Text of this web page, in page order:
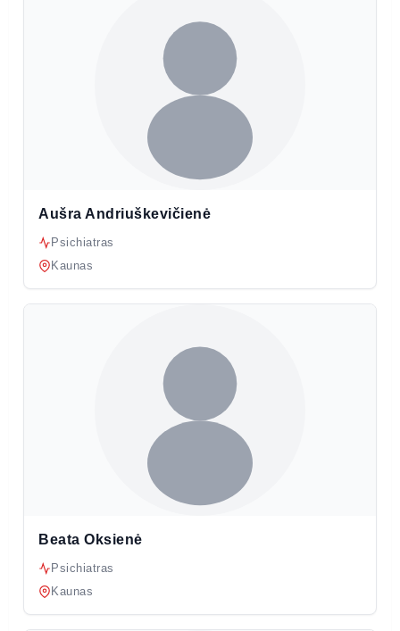
Aušra Andriuškevičienė
Psichiatras
Kaunas
Beata Oksienė
Psichiatras
Kaunas